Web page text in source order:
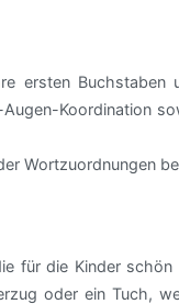
ersten Buchstaben
Koordination
Wortzuordnungen
für die Kinder
oder ein Tuch,